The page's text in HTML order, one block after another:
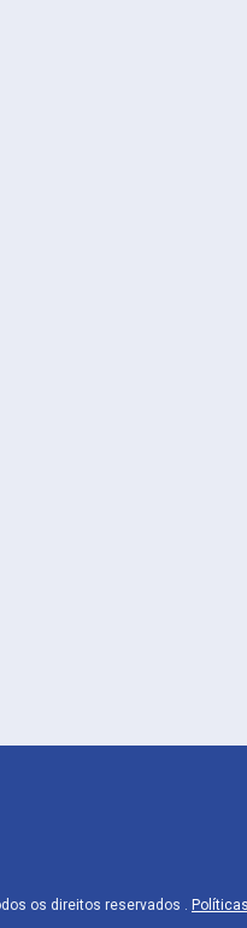
os direitos reservados .